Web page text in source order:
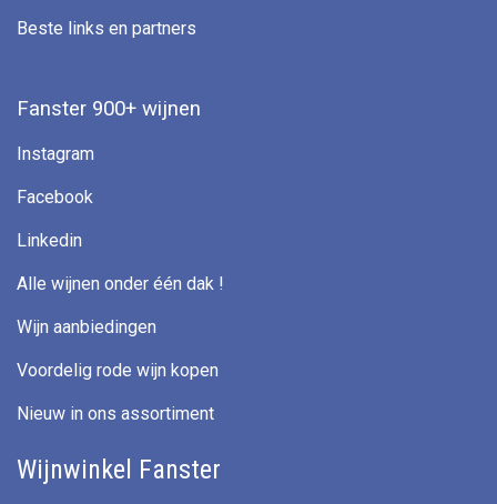
Beste links en partners
Fanster 900+ wijnen
Instagram
Facebook
Linkedin
Alle wijnen onder één dak !
Wijn aanbiedingen
Voordelig rode wijn kopen
Nieuw in ons assortiment
Wijnwinkel Fanster